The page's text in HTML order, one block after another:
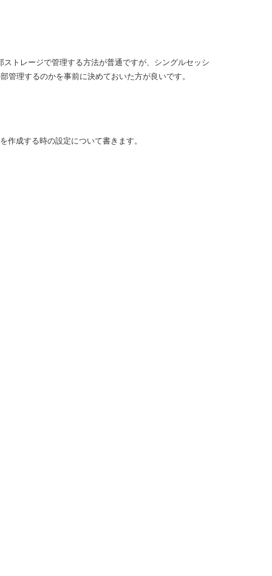
トレージで管理する方法が普通ですが、シングルセッシ
管理するのかを事前に決めておいた方が良いです。
成する時の設定について書きます。